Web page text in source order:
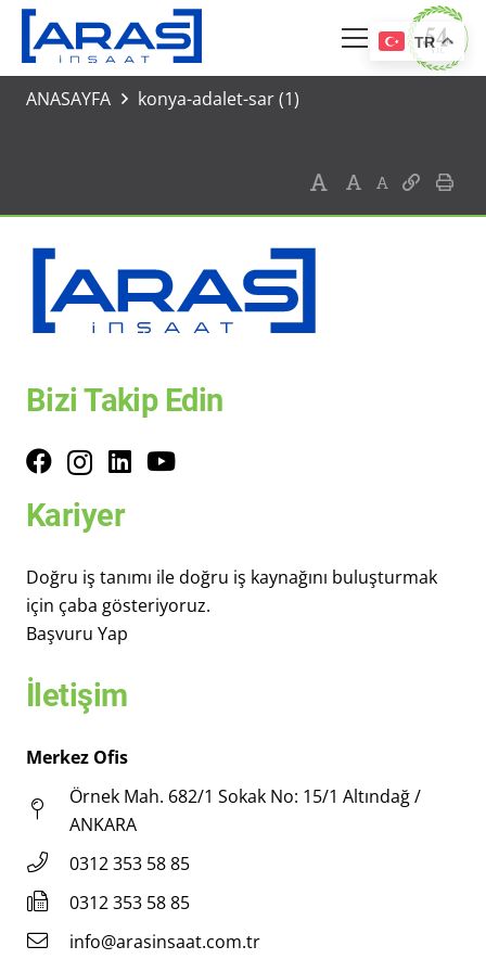
ANASAYFA konya-adalet-sar (1)
Bizi Takip Edin
Kariyer
Doğru iş tanımı ile doğru iş kaynağını buluşturmak
için çaba gösteriyoruz.
Başvuru Yap
İletişim
Merkez Ofis
Örnek Mah. 682/1 Sokak No: 15/1 Altındağ /
ANKARA
0312 353 58 85
0312 353 58 85
info@arasinsaat.com.tr
TR